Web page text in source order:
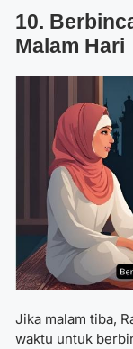
10.
Malam Hari
Jika malam tiba,
waktu untuk